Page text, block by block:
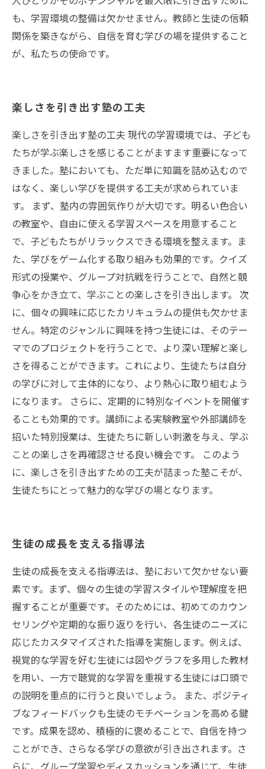
も、学習環境の整備は欠かせません。教師と生徒の信頼
関係を築きながら、自信を育む学びの場を提供すること
が、私たちの使命です。
楽しさを引き出す塾の工夫
楽しさを引き出す塾の工夫 現代の学習環境では、子ども
たちが学ぶ楽しさを感じることがますます重要になって
きました。塾においても、ただ単に知識を詰め込むので
はなく、楽しい学びを提供する工夫が求められていま
す。 まず、塾内の雰囲気作りが大切です。明るい色合い
の教室や、自由に使える学習スペースを用意すること
で、子どもたちがリラックスできる環境を整えます。ま
た、学びをゲーム化する取り組みも効果的です。クイズ
形式の授業や、グループ対抗戦を行うことで、自然と競
争心をかき立て、学ぶことの楽しさを引き出します。 次
に、個々の興味に応じたカリキュラムの提供も欠かせま
せん。特定のジャンルに興味を持つ生徒には、そのテー
マでのプロジェクトを行うことで、より深い理解と楽し
さを得ることができます。これにより、生徒たちは自分
の学びに対して主体的になり、より熱心に取り組むよう
になります。 さらに、定期的に特別なイベントを開催す
ることも効果的です。講師による実験教室や外部講師を
招いた特別授業は、生徒たちに新しい刺激を与え、学ぶ
ことの楽しさを再確認させる良い機会です。 このよう
に、楽しさを引き出すための工夫が詰まった塾こそが、
生徒たちにとって魅力的な学びの場となります。
生徒の成長を支える指導法
生徒の成長を支える指導法は、塾において欠かせない要
素です。まず、個々の生徒の学習スタイルや理解度を把
握することが重要です。そのためには、初めてのカウン
セリングや定期的な振り返りを行い、各生徒のニーズに
応じたカスタマイズされた指導を実施します。例えば、
視覚的な学習を好む生徒には図やグラフを多用した教材
を用い、一方で聴覚的な学習を重視する生徒には口頭で
の説明を重点的に行うと良いでしょう。 また、ポジティ
ブなフィードバックも生徒のモチベーションを高める鍵
です。成果を認め、積極的に褒めることで、自信を持つ
ことができ、さらなる学びの意欲が引き出されます。さ
らに、グループ学習やディスカッションを通じて、生徒